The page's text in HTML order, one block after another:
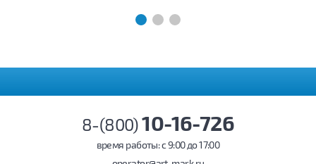
8-(800)10-16-726
время работы: c 9:00 до 17:00